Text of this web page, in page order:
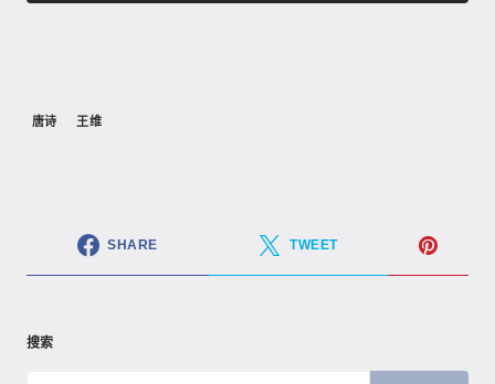
唐诗 王维
SHARE TWEET
搜索